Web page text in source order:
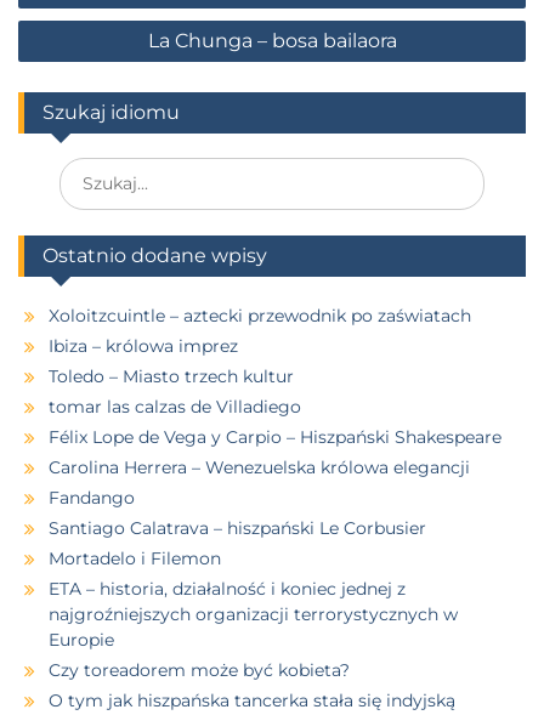
La Chunga – bosa bailaora
Szukaj idiomu
Ostatnio dodane wpisy
Xoloitzcuintle – aztecki przewodnik po zaświatach
Ibiza – królowa imprez
Toledo – Miasto trzech kultur
tomar las calzas de Villadiego
Félix Lope de Vega y Carpio – Hiszpański Shakespeare
Carolina Herrera – Wenezuelska królowa elegancji
Fandango
Santiago Calatrava – hiszpański Le Corbusier
Mortadelo i Filemon
ETA – historia, działalność i koniec jednej z
najgroźniejszych organizacji terrorystycznych w
Europie
Czy toreadorem może być kobieta?
O tym jak hiszpańska tancerka stała się indyjską